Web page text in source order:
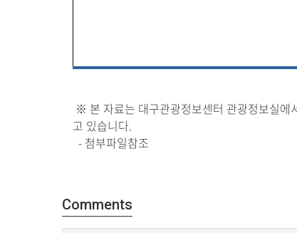
※ 본 자료는 대구관광정보센터 관광정보실에
고 있습니다.
- 첨부파일참조
Comments